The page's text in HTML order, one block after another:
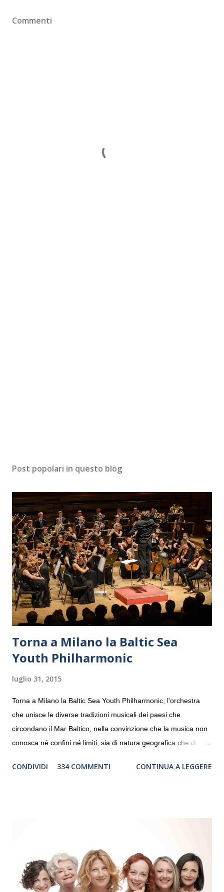
Commenti
Post popolari in questo blog
Torna a Milano la Baltic Sea
Youth Philharmonic
luglio 31, 2015
Torna a Milano la Baltic Sea Youth Philharmonic, l'orchestra
che unisce le diverse tradizioni musicali dei paesi che
circondano il Mar Baltico, nella convinzione che la musica non
conosca né confini né limiti, sia di natura geografica che di
debutterà il 10 settembre a Heiden, in Germania, e toccherà, in
“Settembre dell’Accademia” dove si esibirà per il secondo anno
consecutivo. Il pubblico milanese avrà il piacere di applaudire i
giovani artisti della Baltic Sea Youth Philharmonic per la quarta
CONDIVIDI 334 COMMENTI CONTINUA A LEGGERE